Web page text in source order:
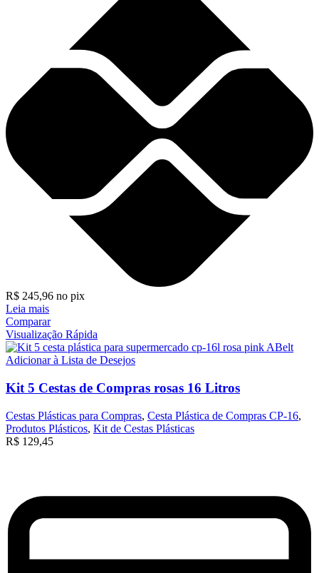
R$ 245,96 no pix
Leia mais
Comparar
Visualização Rápida
Adicionar à Lista de Desejos
Kit 5 Cestas de Compras rosas 16 Litros
Cestas Plásticas para Compras, Cesta Plástica de Compras CP-16,
Produtos Plásticos, Kit de Cestas Plásticas
R$ 129,45